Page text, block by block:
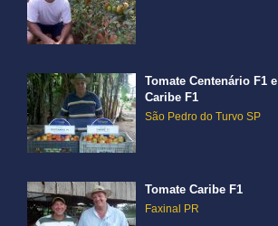
Tomate Centenário F1 e
Caribe F1
São Pedro do Turvo SP
Tomate Caribe F1
Faxinal PR